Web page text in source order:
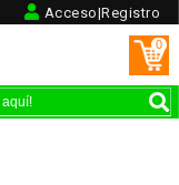
Acceso|Registro
0